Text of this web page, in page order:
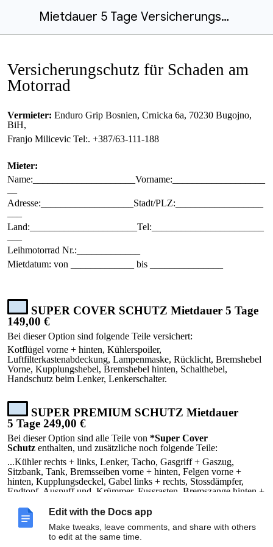
Edit with the Docs app
Make tweaks, leave comments, and share with others
to edit at the same time.
Mietdauer 5 Tage Versicherungschutz für Schaden am Motorrad
Versicherungschutz für Schaden am
Motorrad
Vermieter: Enduro Grip Bosnien, Crnicka 6a, 70230 Bugojno,
BiH,
Franjo Milicevic Tel:. +387/63-111-188
Mieter:
Name:_____________________Vorname:___________________
Adresse:___________________Stadt/PLZ:__________________
Land:______________________Tel:_______________________
Leihmotorrad Nr.:_____________
Mietdatum: von _____________ bis _______________
SUPER COVER SCHUTZ Mietdauer 5 Tage
149,00 €
Bei dieser Option sind folgende Teile versichert:
Kotflügel vorne + hinten, Kühlerspoiler,
Luftfilterkastenabdeckung, Lampenmaske, Rücklicht, Bremshebel
Vorne, Kupplungshebel, Bremshebel hinten, Schalthebel,
Handschutz beim Lenker, Lenkerschalter.
SUPER PREMIUM SCHUTZ Mietdauer
5 Tage 249,00 €
Bei dieser Option sind alle Teile von *Super Cover
Schutz enthalten, und zusätzliche noch folgende Teile:
...Kühler rechts + links, Lenker, Tacho, Gasgriff + Gaszug,
Sitzbank, Tank, Bremsseiben vorne + hinten, Felgen vorne +
hinten, Kupplungsdeckel, Gabel links + rechts, Stossdämpfer,
Endtopf, Auspuff und Krümmer, Fussrasten, Bremszange hinten +
Vermieter Unterschrift:_______________________________